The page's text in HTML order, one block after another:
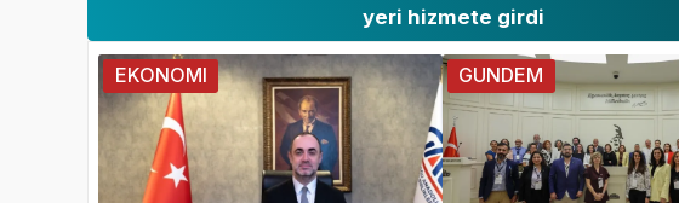
yeri hizmete girdi
EKONOMI GUNDEM